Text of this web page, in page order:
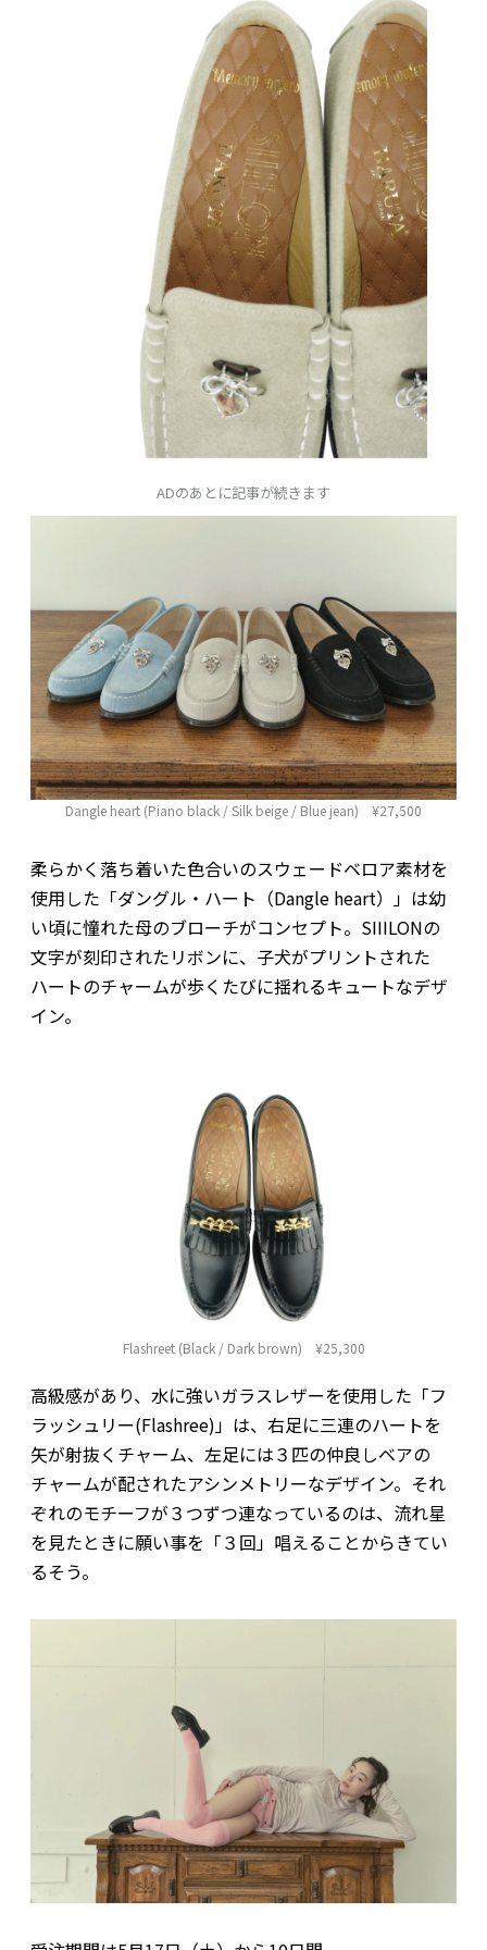
ADのあとに記事が続きます
Dangle heart (Piano black / Silk beige / Blue jean) ¥27,500
柔らかく落ち着いた色合いのスウェードベロア素材を
使用した「ダングル・ハート（Dangle heart）」は幼
い頃に憧れた母のブローチがコンセプト。SIIILONの
文字が刻印されたリボンに、子犬がプリントされた
ハートのチャームが歩くたびに揺れるキュートなデザ
イン。
Flashreet (Black / Dark brown) ¥25,300
高級感があり、水に強いガラスレザーを使用した「フ
ラッシュリー(Flashree)」は、右足に三連のハートを
矢が射抜くチャーム、左足には３匹の仲良しベアの
チャームが配されたアシンメトリーなデザイン。それ
ぞれのモチーフが３つずつ連なっているのは、流れ星
を見たときに願い事を「３回」唱えることからきてい
るそう。